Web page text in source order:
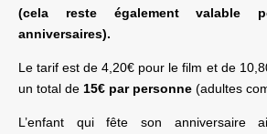
(cela reste également valable
anniversaires).
Le tarif est de 4,20€ pour le film et de
un total de 15€ par personne (adultes
L’enfant qui fête son anniversaire